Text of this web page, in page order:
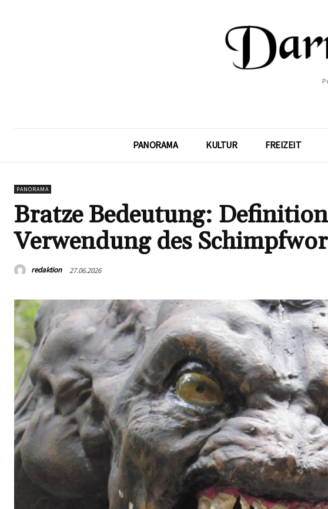
PANORAMA KULTUR FREIZEIT
PANORAMA
Bratze Bedeutung:
Verwendung des
redaktion 27.06.2026